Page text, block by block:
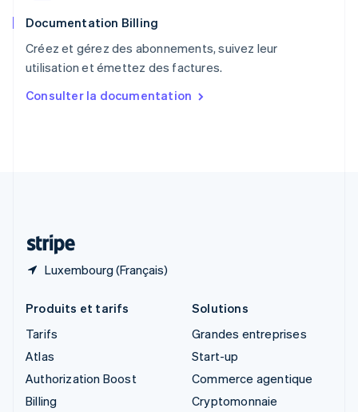
Documentation Billing
Créez et gérez des abonnements, suivez leur
utilisation et émettez des factures.
Consulter la documentation
Luxembourg (Français)
Royaume-Uni
Singapour
English 简体中文
English
Produits et tarifs
Tarifs
Atlas
Authorization Boost
Billing
Solutions
Grandes entreprises
Start-up
Commerce agentique
Cryptomonnaie